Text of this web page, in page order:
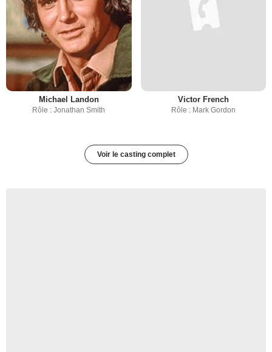
Michael Landon
Rôle : Jonathan Smith
Victor French
Rôle : Mark Gordon
Voir le casting complet